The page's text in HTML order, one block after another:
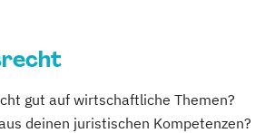
gut auf wirtschaftliche Themen?
deinen juristischen Kompetenzen?